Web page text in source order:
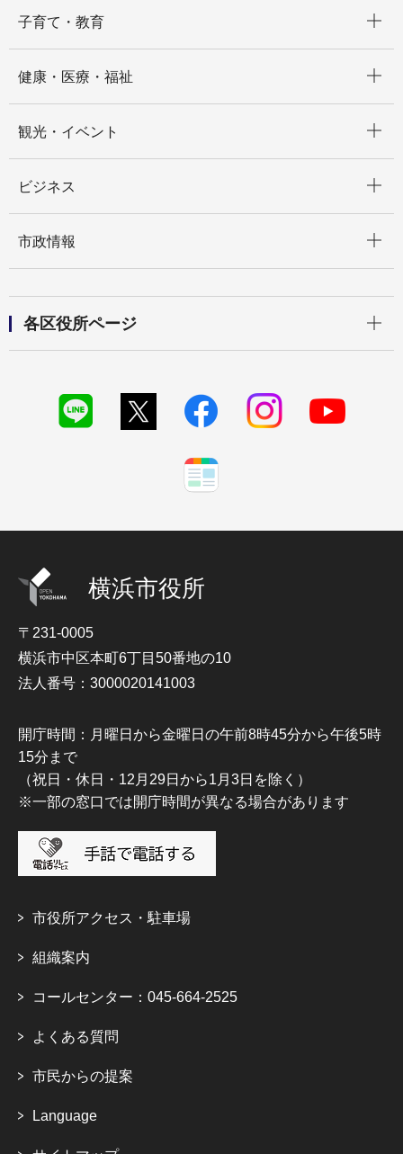
子育て・教育
健康・医療・福祉
観光・イベント
ビジネス
市政情報
各区役所ページ
横浜市役所
〒231-0005
横浜市中区本町6丁目50番地の10
法人番号：3000020141003
開庁時間：月曜日から金曜日の午前8時45分から午後5時
15分まで
（祝日・休日・12月29日から1月3日を除く）
※一部の窓口では開庁時間が異なる場合があります
市役所アクセス・駐車場
組織案内
コールセンター：045-664-2525
よくある質問
市民からの提案
Language